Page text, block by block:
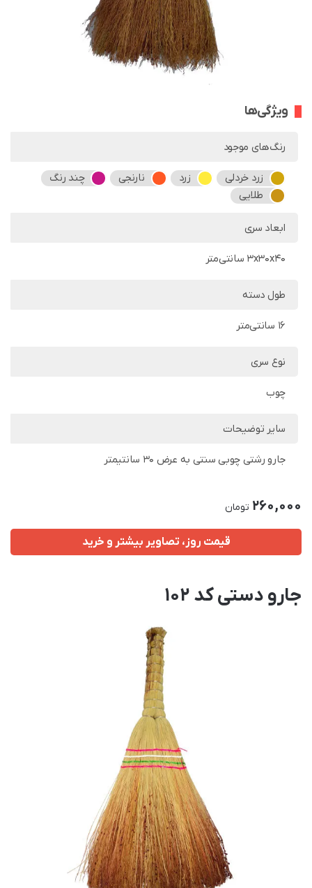
ویژگی‌ها
رنگ‌های موجود
زرد خردلی زرد نارنجی
چند رنگ
طلایی
ابعاد سری
3x30x40 سانتی‌متر
طول دسته
16 سانتی‌متر
نوع سری
چوب
سایر توضیحات
جارو رشتی چوبی سنتی به عرض 30 سانتیمتر
260,000 تومان
قیمت روز، تصاویر بیشتر و خرید
جارو دستی کد 102